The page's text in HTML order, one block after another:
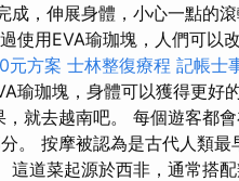
成，伸展身體，小心一點的
使用EVA瑜珈塊，人們可以
元方案 士林整復療程 記帳士
瑜珈塊，身體可以獲得更好
就去越南吧。 每個遊客都會
。 按摩被認為是古代人類最
道菜起源於西非，通常搭配